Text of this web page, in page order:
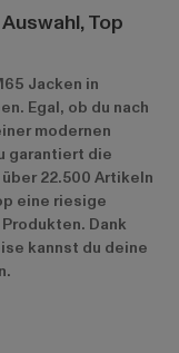
Top
Jacken in
Egal, ob du nach
modernen
garantiert die
22.500 Artikeln
eine riesige
Dank
kannst du deine